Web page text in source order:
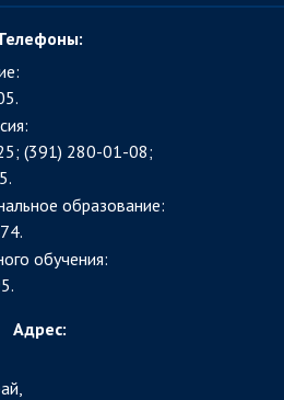
(391) 280-01-08;
образование:
обучения:
Адрес: